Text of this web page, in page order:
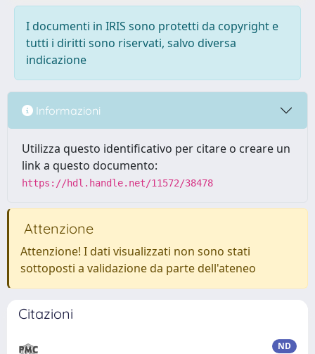
I documenti in IRIS sono protetti da copyright e
tutti i diritti sono riservati, salvo diversa
indicazione
Informazioni
Utilizza questo identificativo per citare o creare un
link a questo documento:
https://hdl.handle.net/11572/38478
Attenzione
Attenzione! I dati visualizzati non sono stati
sottoposti a validazione da parte dell'ateneo
Citazioni
ND